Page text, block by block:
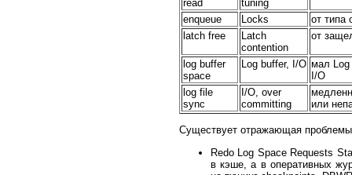
read
tuning
enqueue Locks
от типа
latch free
Latch
contention
от
log buffer
space
Log buffer, I/O мал
I/O
log file
sync
I/O, over
committing
или
Существует отражающая проблемы
Redo Log Space Requests
в кэше, а в оперативных